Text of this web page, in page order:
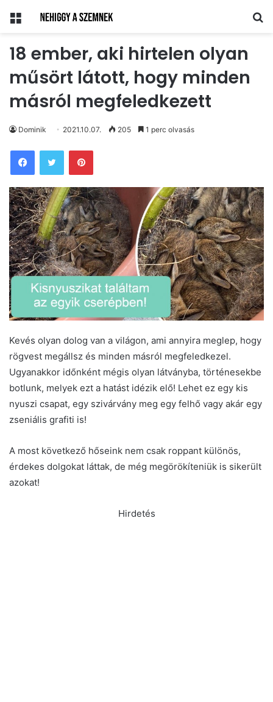
Menü
18 ember, aki hirtelen olyan
műsört látott, hogy minden
másról megfeledkezett
Dominik 2021.10.07. 205 1 perc olvasás
Pinterest
Kevés olyan dolog van a világon, ami annyira meglep, hogy
rögvest megállsz és minden másról megfeledkezel.
Ugyanakkor időnként mégis olyan látványba, történesekbe
botlunk, melyek ezt a hatást idézik elő! Lehet ez egy kis
nyuszi csapat, egy szivárvány meg egy felhő vagy akár egy
zseniális grafiti is!
A most következő hőseink nem csak roppant különös,
érdekes dolgokat láttak, de még megörökíteniük is sikerült
azokat!
Hirdetés